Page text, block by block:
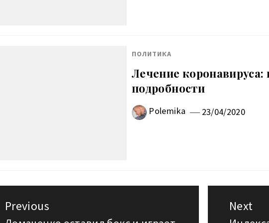
ПОЛИТИКА
Лечение
подробности
Polemika 23/04/2020
Previous
Next